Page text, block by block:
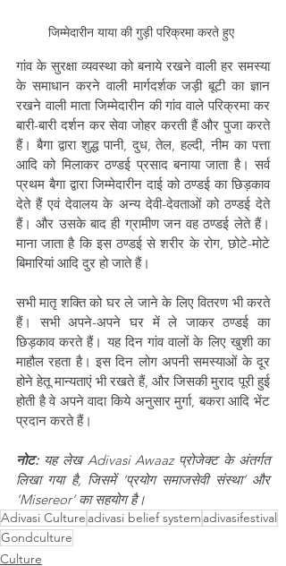
जिम्मेदारीन याया की गुड़ी परिक्रमा करते हुए
गांव के सुरक्षा व्यवस्था को बनाये रखने वाली हर समस्या
के समाधान करने वाली मार्गदर्शक जड़ी बूटी का ज्ञान
रखने वाली माता जिम्मेदारीन की गांव वाले परिक्रमा कर
बारी-बारी दर्शन कर सेवा जोहर करती हैं और पुजा करते
हैं। बैगा द्वारा शुद्ध पानी, दुध, तेल, हल्दी, नीम का पत्ता
आदि को मिलाकर ठण्डई प्रसाद बनाया जाता है। सर्व
प्रथम बैगा द्वारा जिम्मेदारीन दाई को ठण्डई का छिड़काव
देते हैं एवं देवालय के अन्य देवी-देवताओं को ठण्डई देते
हैं। और उसके बाद ही ग्रामीण जन वह ठण्डई लेते हैं।
माना जाता है कि इस ठण्डई से शरीर के रोग, छोटे-मोटे
बिमारियां आदि दुर हो जाते हैं।
सभी मातृ शक्ति को घर ले जाने के लिए वितरण भी करते
हैं। सभी अपने-अपने घर में ले जाकर ठण्डई का
छिड़काव करते हैं। यह दिन गांव वालों के लिए खुशी का
माहौल रहता है। इस दिन लोग अपनी समस्याओं के दूर
होने हेतू मान्यताएं भी रखते हैं, और जिसकी मुराद पूरी हुई
होती है वे अपने वादा किये अनुसार मुर्गा, बकरा आदि भेंट
प्रदान करते हैं।
नोट: यह लेख Adivasi Awaaz प्रोजेक्ट के अंतर्गत
लिखा गया है, जिसमें ‘प्रयोग समाजसेवी संस्था’ और
‘Misereor’ का सहयोग है।
Adivasi Culture adivasi belief system adivasifestival
Gondculture
Culture